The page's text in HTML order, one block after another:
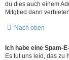
du dies auch einem
Mitglied dann
Nach oben
Ich habe eine Spam-
Es tut uns leid, das zu